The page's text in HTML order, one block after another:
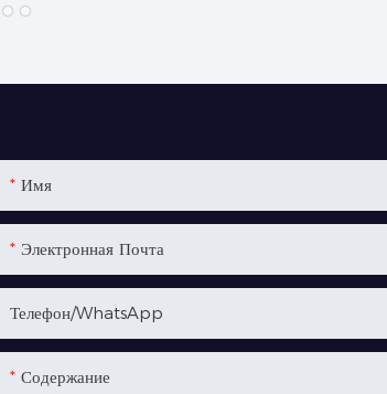
Имя
Электронная Почта
Телефон/WhatsApp
Содержание